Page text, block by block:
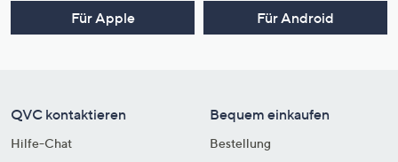
Für Apple Für Android
QVC kontaktieren
Hilfe-Chat
Bequem einkaufen
Bestellung